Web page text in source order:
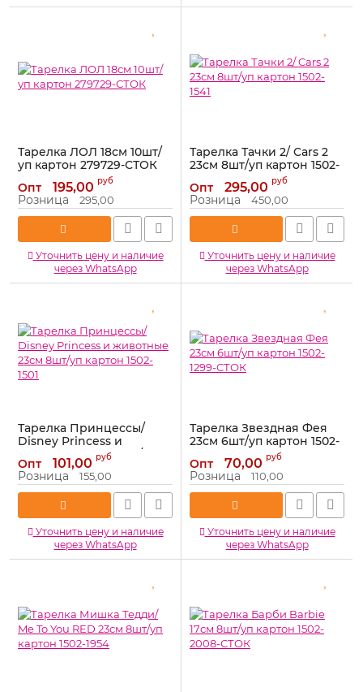
Тарелка ЛОЛ 18см 10шт/
уп картон 279729-СТОК
Артикул: 279729-СТОК
Опт 195,00 руб
Розница 295,00
Уточнить цену и наличие
через WhatsApp
Тарелка Тачки 2/ Cars 2
23см 8шт/уп картон 1502-
Артикул: 1502-1541
Опт 295,00 руб
Розница 450,00
Уточнить цену и наличие
через WhatsApp
Тарелка Принцессы/
Disney Princess и
животные 23см 8шт/уп
картон 1502-1501
Артикул: 1502-1501
Опт 101,00 руб
Розница 155,00
Уточнить цену и наличие
через WhatsApp
Тарелка Звездная Фея
23см 6шт/уп картон 1502-
Артикул: 1502-1299-СТОК
Опт 70,00 руб
Розница 110,00
Уточнить цену и наличие
через WhatsApp